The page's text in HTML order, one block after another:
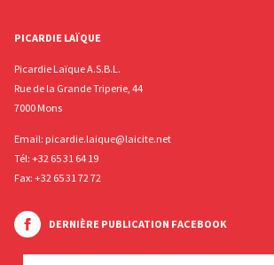
PICARDIE LAÏQUE
Picardie Laïque A.S.B.L.
Rue de la Grande Triperie, 44
7000 Mons
Email: picardie.laique@laicite.net
Tél: +32 65 31 64 19
Fax: +32 65 31 72 72
DERNIÈRE PUBLICATION FACEBOOK